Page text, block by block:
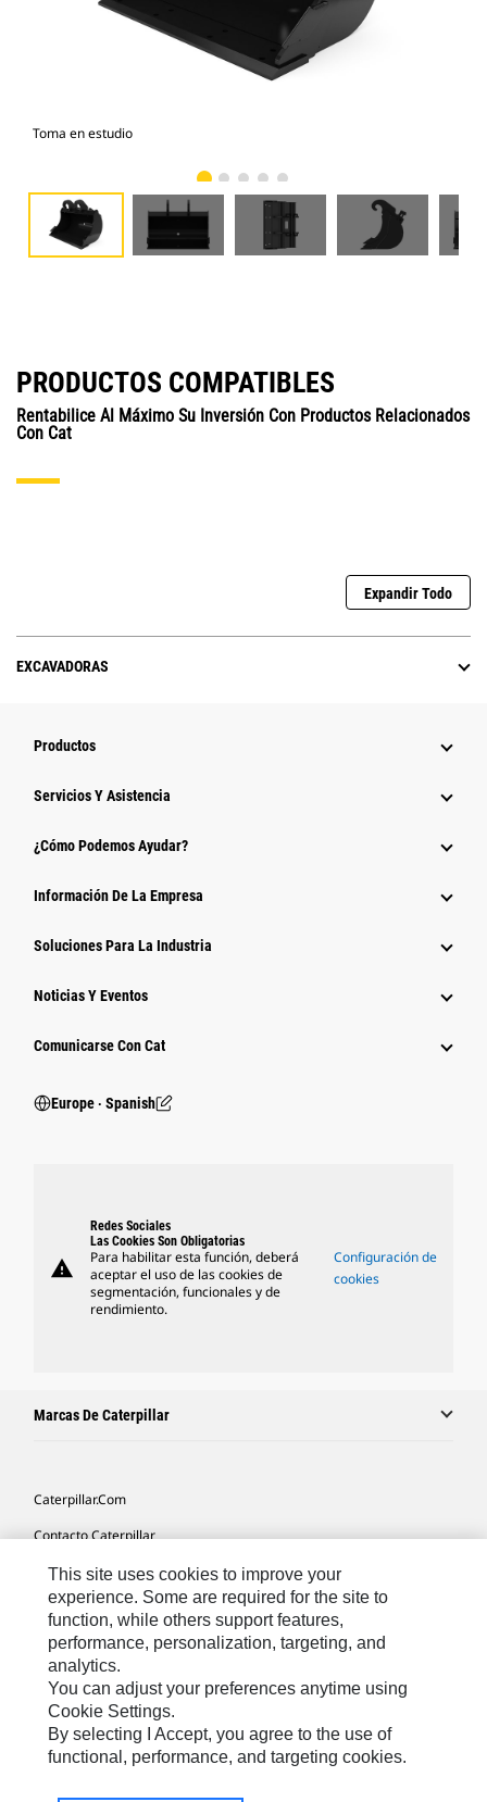
Toma en estudio
PRODUCTOS COMPATIBLES
Rentabilice Al Máximo Su Inversión Con Productos Relacionados
Con Cat
Expandir Todo
EXCAVADORAS
Productos
Servicios Y Asistencia
¿Cómo Podemos Ayudar?
Información De La Empresa
Soluciones Para La Industria
Noticias Y Eventos
Comunicarse Con Cat
Europe ‧ Spanish
warning
Redes Sociales
Las Cookies Son Obligatorias
Para habilitar esta función, deberá
aceptar el uso de las cookies de
segmentación, funcionales y de
rendimiento.
Configuración de
cookies
Marcas De Caterpillar
Caterpillar.com
Contacto Caterpillar
Mis Preferencias De Marketing
Mapa Del Sitio
Cookie Settings
Aviso Legal
Privacidad
This site uses cookies to improve your
experience. Some are required for the site to
function, while others support features,
performance, personalization, targeting, and
analytics.
You can adjust your preferences anytime using
Cookie Settings.
By selecting I Accept, you agree to the use of
functional, performance, and targeting cookies.